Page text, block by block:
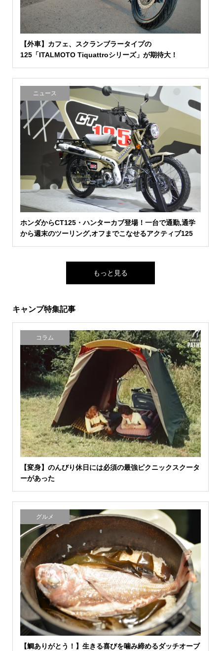
【外車】カフェ、スクランブラータイプの
125「ITALMOTO Tiquattroシリーズ」が期待大！
ニュース
ホンダからCT125・ハンターカブ登場！一台で通勤,通学
から週末のツーリング,オフまでこなせるアクティブ125
もっと見る
キャンプ特集記事
コラム
【変身】のんびり休日には必須の最強ピクニックスクータ
ーがあった
グルメ
【鯛ありがとう！】生きる喜びを噛み締めるダッチオーブ